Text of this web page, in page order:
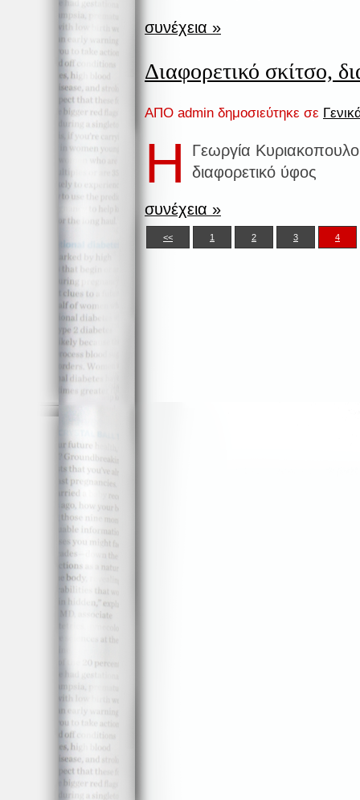
συνέχεια »
Διαφορετικό σκίτσο,
ΑΠΟ admin δημοσιεύτηκε σε
Η
Γεωργία
διαφορετικό ύφος
συνέχεια »
<< 1 2 3 4